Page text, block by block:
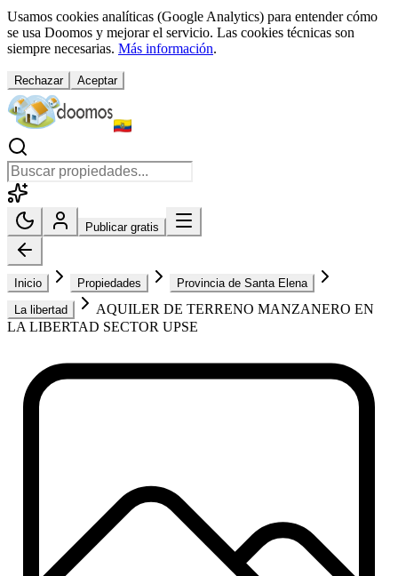
Usamos cookies analíticas (Google Analytics) para entender cómo
se usa Doomos y mejorar el servicio. Las cookies técnicas son
siempre necesarias. Más información.
Rechazar Aceptar
Publicar gratis
Inicio Propiedades
Provincia de Santa Elena
La libertad
AQUILER DE TERRENO MANZANERO EN
LA LIBERTAD SECTOR UPSE